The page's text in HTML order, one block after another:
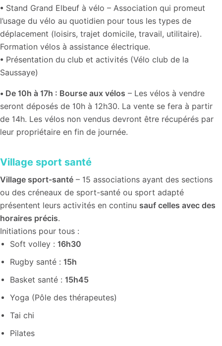
• Stand Grand Elbeuf à vélo – Association qui promeut
l’usage du vélo au quotidien pour tous les types de
déplacement (loisirs, trajet domicile, travail, utilitaire).
Formation vélos à assistance électrique.
• Présentation du club et activités (Vélo club de la
Saussaye)
• De 10h à 17h : Bourse aux vélos – Les vélos à vendre
seront déposés de 10h à 12h30. La vente se fera à partir
de 14h. Les vélos non vendus devront être récupérés par
leur propriétaire en fin de journée.
Village sport santé
Village sport-santé – 15 associations ayant des sections
ou des créneaux de sport-santé ou sport adapté
présentent leurs activités en continu sauf celles avec des
horaires précis.
Initiations pour tous :
Soft volley : 16h30
Rugby santé : 15h
Basket santé : 15h45
Yoga (Pôle des thérapeutes)
Tai chi
Pilates